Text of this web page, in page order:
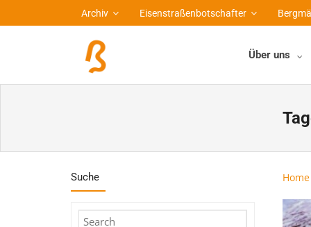
Archiv Eisenstraßenbotschafter
Über uns
Home
Suche